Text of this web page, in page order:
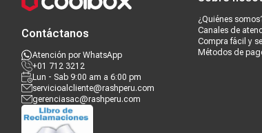
Contáctanos
Atención por WhatsApp
+01 712 3212
Lun - Sab 9:00 am a 6:00 pm
servicioalcliente@rashperu.com
gerenciasac@rashperu.com
¿Quiénes
Canales de
Compra fácil y
Métodos de